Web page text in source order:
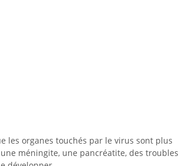
les organes touchés par le virus sont plus
méningite, une pancréatite, des troubles